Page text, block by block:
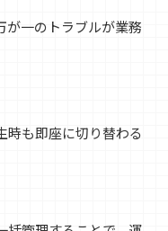
が一のトラブルが業務
時も即座に切り替わる